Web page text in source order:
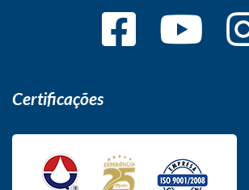
Certificações